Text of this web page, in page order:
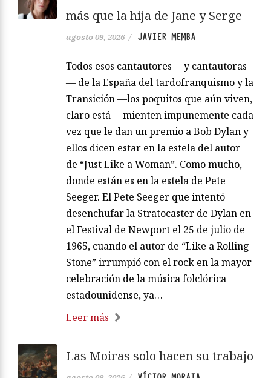
más que la hija de Jane y Serge
agosto 09, 2026 / JAVIER MEMBA
Todos esos cantautores —y cantautoras
— de la España del tardofranquismo y la
Transición —los poquitos que aún viven,
claro está— mienten impunemente cada
vez que le dan un premio a Bob Dylan y
ellos dicen estar en la estela del autor
de “Just Like a Woman”. Como mucho,
donde están es en la estela de Pete
Seeger. El Pete Seeger que intentó
desenchufar la Stratocaster de Dylan en
el Festival de Newport el 25 de julio de
1965, cuando el autor de “Like a Rolling
Stone” irrumpió con el rock en la mayor
celebración de la música folclórica
estadounidense, ya…
Leer más
Las Moiras solo hacen su trabajo